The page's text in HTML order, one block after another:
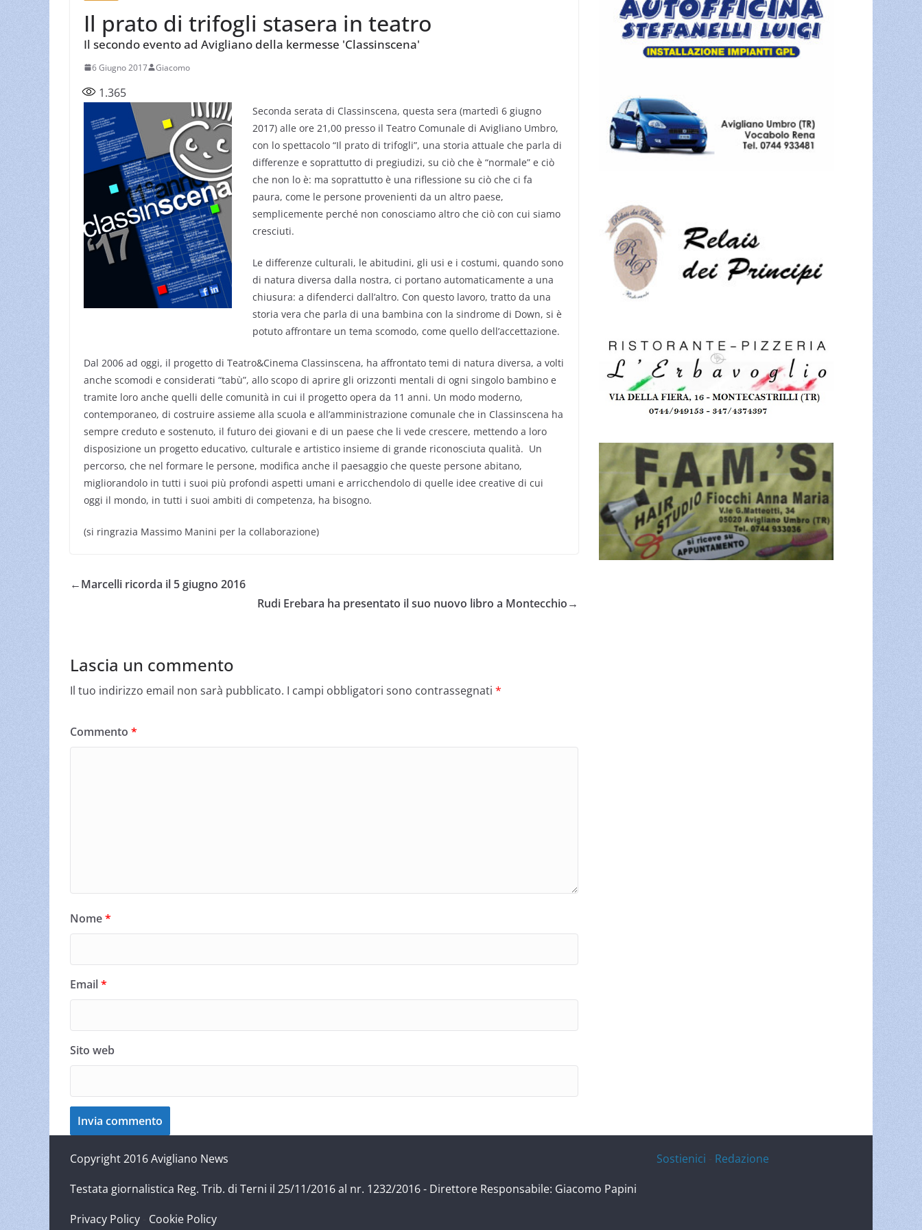
Il prato di trifogli stasera in teatro
Il secondo evento ad Avigliano della kermesse 'Classinscena'
6 Giugno 2017 Giacomo
1.365
Seconda serata di Classinscena, questa sera (martedì 6 giugno
2017) alle ore 21,00 presso il Teatro Comunale di Avigliano Umbro,
con lo spettacolo “Il prato di trifogli”, una storia attuale che parla di
differenze e soprattutto di pregiudizi, su ciò che è “normale” e ciò
che non lo è: ma soprattutto è una riflessione su ciò che ci fa
paura, come le persone provenienti da un altro paese,
semplicemente perché non conosciamo altro che ciò con cui siamo
cresciuti.
Le differenze culturali, le abitudini, gli usi e i costumi, quando sono
di natura diversa dalla nostra, ci portano automaticamente a una
chiusura: a difenderci dall’altro. Con questo lavoro, tratto da una
storia vera che parla di una bambina con la sindrome di Down, si è
potuto affrontare un tema scomodo, come quello dell’accettazione.
Dal 2006 ad oggi, il progetto di Teatro&Cinema Classinscena, ha affrontato temi di natura diversa, a volti
anche scomodi e considerati “tabù”, allo scopo di aprire gli orizzonti mentali di ogni singolo bambino e
tramite loro anche quelli delle comunità in cui il progetto opera da 11 anni. Un modo moderno,
contemporaneo, di costruire assieme alla scuola e all’amministrazione comunale che in Classinscena ha
sempre creduto e sostenuto, il futuro dei giovani e di un paese che li vede crescere, mettendo a loro
disposizione un progetto educativo, culturale e artistico insieme di grande riconosciuta qualità. Un
percorso, che nel formare le persone, modifica anche il paesaggio che queste persone abitano,
migliorandolo in tutti i suoi più profondi aspetti umani e arricchendolo di quelle idee creative di cui
oggi il mondo, in tutti i suoi ambiti di competenza, ha bisogno.
(si ringrazia Massimo Manini per la collaborazione)
←Marcelli ricorda il 5 giugno 2016
Rudi Erebara ha presentato il suo nuovo libro a Montecchio→
Lascia un commento
Il tuo indirizzo email non sarà pubblicato. I campi obbligatori sono contrassegnati *
Commento *
Nome*
Email*
Sito web
Sostienici Redazione
Copyright 2016 Avigliano News
Testata giornalistica Reg. Trib. di Terni il 25/11/2016 al nr. 1232/2016 - Direttore Responsabile: Giacomo Papini
Privacy Policy
Cookie Policy